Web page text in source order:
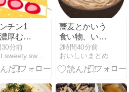
ンチン1
厚むっ
感がク
る！血
になる
みつレ
分前
sweet sweety sweets | スイーツの作り方
蕎麦とかいう
食い物、いく
らなんでも旨
すぎへん？
2時間40分前
おいしいまとめ